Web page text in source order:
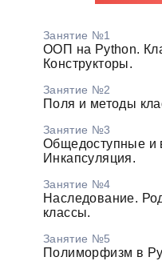
Занятие №1
ООП на Python.
Конструкторы.
Занятие №2
Поля и методы
Занятие №3
Общедоступные и
Инкапсуляция.
Занятие №4
Наследование.
классы.
Занятие №5
Полиморфизм в